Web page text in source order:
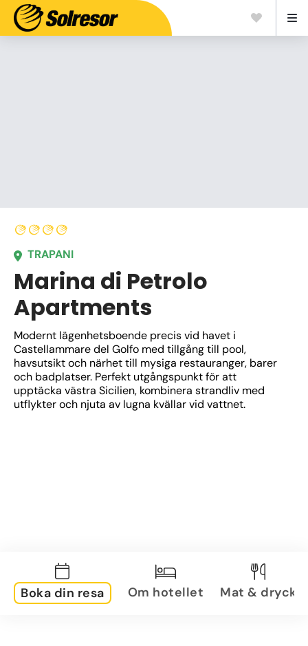
TRAPANI
Marina di Petrolo
Apartments
Modernt lägenhetsboende precis vid havet i
Castellammare del Golfo med tillgång till pool,
havsutsikt och närhet till mysiga restauranger, barer
och badplatser. Perfekt utgångspunkt för att
upptäcka västra Sicilien, kombinera strandliv med
utflykter och njuta av lugna kvällar vid vattnet.
Boka din resa Om hotellet Mat & dryck